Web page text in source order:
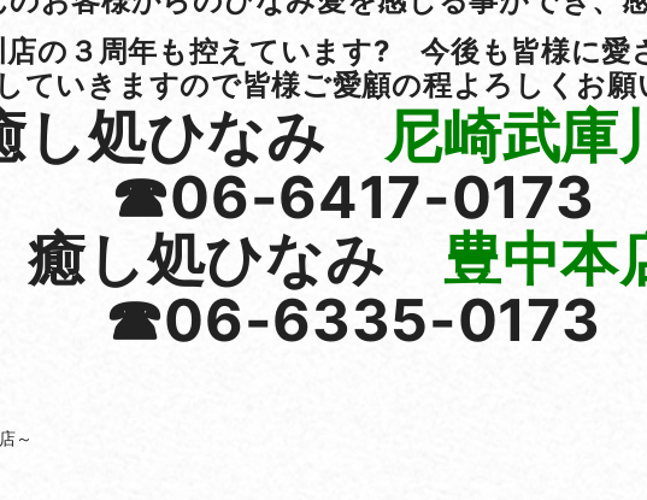
店の３周年も控えています? 今後も皆様に愛
ていきますので皆様ご愛顧の程よろしくお
し処ひなみ 尼崎武庫
☎06-6417-0173
癒し処ひなみ 豊中本
☎06-6335-0173
～